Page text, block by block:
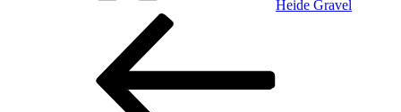
Heide Gravel
Beitragsnavigation